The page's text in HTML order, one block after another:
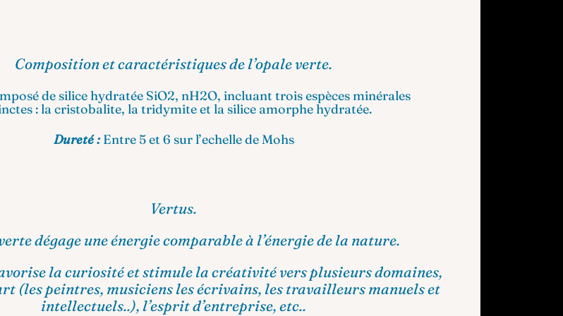
Composition et caractéristiques de l’opale verte.
de silice hydratée SiO2, nH2O, incluant trois espèces minérales
:lacristobalite, latridymiteet la silice amorphe hydratée.
Dureté : Entre5 et 6 sur l’echelledeMohs
Vertus.
dégage une énergie comparable à l’énergie de la nature.
la curiosité et stimule la créativité vers plusieurs domaines,
(les peintres, musiciens les écrivains, les travailleurs manuels et
intellectuels..), l’esprit d’entreprise, etc..